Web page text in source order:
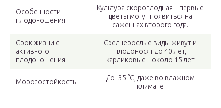
Особенности
плодоношения
Культура скороплодная – первые
цветы могут появиться на
саженцах второго года.
Срок жизни с
активного
плодоношения
Среднерослые виды живут и
плодоносят до 40 лет,
карликовые – около 15 лет
Морозостойкость
До -35 °C, даже во влажном
климате